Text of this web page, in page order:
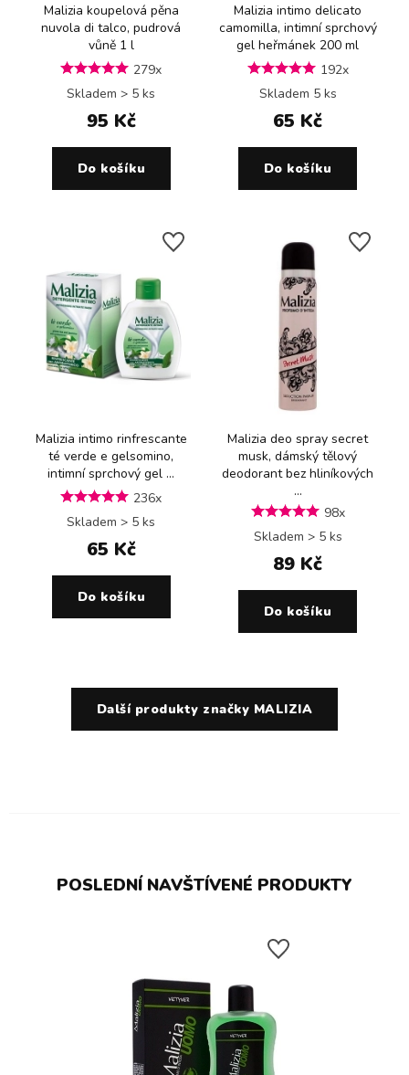
Malizia koupelová pěna
nuvola di talco, pudrová
vůně 1 l
279x
Skladem > 5 ks
95 Kč
Do košíku
Malizia intimo delicato
camomilla, intimní sprchový
gel heřmánek 200 ml
192x
Skladem 5 ks
65 Kč
Do košíku
Malizia intimo rinfrescante
té verde e gelsomino,
intimní sprchový gel ...
236x
Skladem > 5 ks
65 Kč
Do košíku
Malizia deo spray secret
musk, dámský tělový
deodorant bez hliníkových
...
98x
Skladem > 5 ks
89 Kč
Do košíku
Další produkty značky MALIZIA
POSLEDNÍ NAVŠTÍVENÉ PRODUKTY